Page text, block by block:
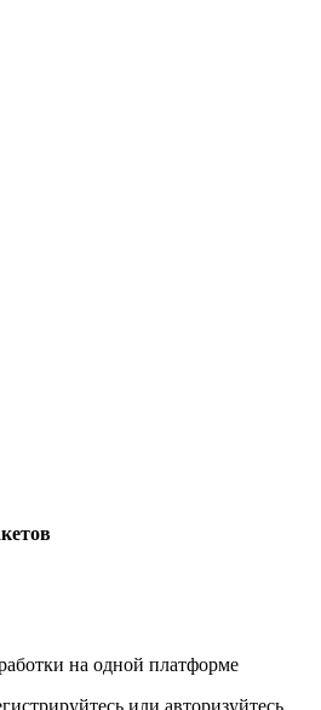
на одной платформе
или авторизуйтесь